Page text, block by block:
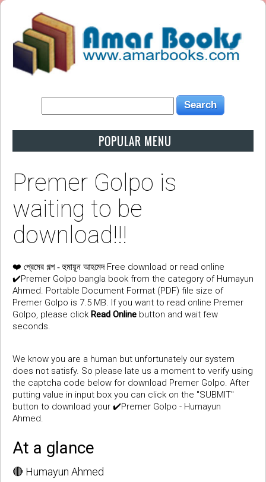
POPULAR MENU
Premer Golpo is
waiting to be
download!!!
❤️ প্রেমের গল্প - হুমায়ূন আহমেদFree download or read online
✔️Premer Golpo bangla book from the category of Humayun
Ahmed. Portable Document Format (PDF) file size of
Premer Golpo is 7.5 MB. If you want to read online Premer
Golpo, please click Read Online button and wait few
seconds.
We know you are a human but unfortunately our system
does not satisfy. So please late us a moment to verify using
the captcha code below for download Premer Golpo. After
putting value in input box you can click on the "SUBMIT"
button to download your ✔️Premer Golpo - Humayun
Ahmed.
At a glance
🔴 Humayun Ahmed